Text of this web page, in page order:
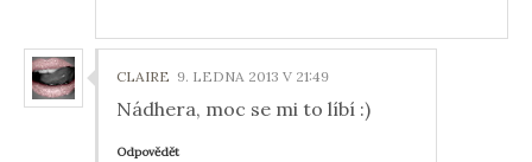
CLAIRE 9. LEDNA 2013 V 21:49
Nádhera, moc se mi to líbí :)
Odpovědět